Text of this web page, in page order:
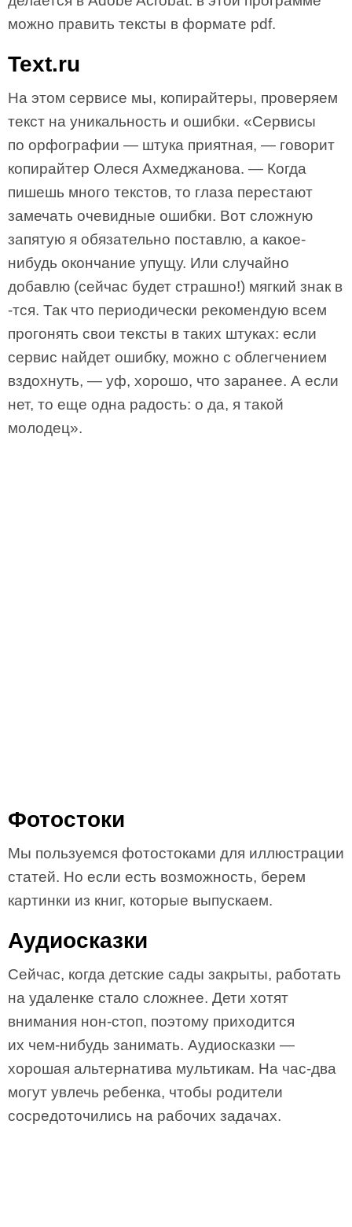
можно править тексты в формате pdf.
Text.ru
На этом сервисе мы, копирайтеры, проверяем
текст на уникальность и ошибки. «Сервисы
по орфографии — штука приятная, — говорит
копирайтер Олеся Ахмеджанова. — Когда
пишешь много текстов, то глаза перестают
замечать очевидные ошибки. Вот сложную
запятую я обязательно поставлю, а какое-
нибудь окончание упущу. Или случайно
добавлю (сейчас будет страшно!) мягкий знак в
-тся. Так что периодически рекомендую всем
прогонять свои тексты в таких штуках: если
сервис найдет ошибку, можно с облегчением
вздохнуть, — уф, хорошо, что заранее. А если
нет, то еще одна радость: о да, я такой
молодец».
Фотостоки
Мы пользуемся фотостоками для иллюстрации
статей. Но если есть возможность, берем
картинки из книг, которые выпускаем.
Аудиосказки
Сейчас, когда детские сады закрыты, работать
на удаленке стало сложнее. Дети хотят
внимания нон-стоп, поэтому приходится
их чем-нибудь занимать. Аудиосказки —
хорошая альтернатива мультикам. На час-два
могут увлечь ребенка, чтобы родители
сосредоточились на рабочих задачах.